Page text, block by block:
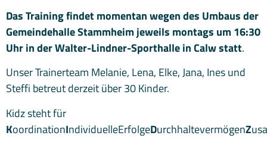
Das Training findet momentan wegen des Umbaus der
Gemeindehalle Stammheim jeweils montags um 16:30
Uhr in der Walter-Lindner-Sporthalle in Calw statt.
Unser Trainerteam Melanie, Lena, Elke, Jana, Ines und
Steffi betreut derzeit über 30 Kinder.
Kidz steht für
KoordinationIndividuelleErfolgeDurchhaltevermögenZ